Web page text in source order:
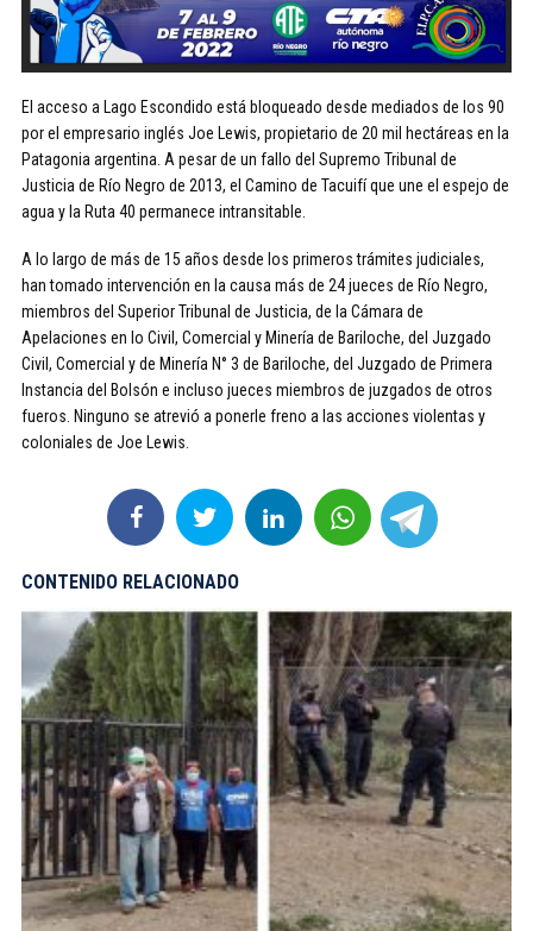
El acceso a Lago Escondido está bloqueado desde mediados de los 90
por el empresario inglés Joe Lewis, propietario de 20 mil hectáreas en la
Patagonia argentina. A pesar de un fallo del Supremo Tribunal de
Justicia de Río Negro de 2013, el Camino de Tacuifí que une el espejo de
agua y la Ruta 40 permanece intransitable.
A lo largo de más de 15 años desde los primeros trámites judiciales,
han tomado intervención en la causa más de 24 jueces de Río Negro,
miembros del Superior Tribunal de Justicia, de la Cámara de
Apelaciones en lo Civil, Comercial y Minería de Bariloche, del Juzgado
Civil, Comercial y de Minería N° 3 de Bariloche, del Juzgado de Primera
Instancia del Bolsón e incluso jueces miembros de juzgados de otros
fueros. Ninguno se atrevió a ponerle freno a las acciones violentas y
coloniales de Joe Lewis.
CONTENIDO RELACIONADO